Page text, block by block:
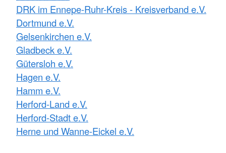
DRK im Ennepe-Ruhr-Kreis - Kreisverband e.V.
Dortmund e.V.
Gelsenkirchen e.V.
Gladbeck e.V.
Gütersloh e.V.
Hagen e.V.
Hamm e.V.
Herford-Land e.V.
Herford-Stadt e.V.
Herne und Wanne-Eickel e.V.